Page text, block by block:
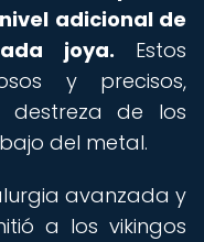
adicional de
joya. Estos
y precisos,
destreza de los
del metal.
avanzada y
a los vikingos